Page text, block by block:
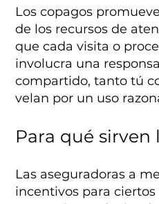
Los copagos
de los recursos de
que cada visita o
involucra una
compartido, tanto tú
velan por un uso
Para qué sirven
Las aseguradoras a
incentivos para